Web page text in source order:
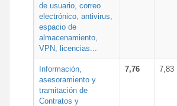
de usuario, correo
electrónico, antivirus,
espacio de
almacenamiento,
VPN, licencias...
Información,
asesoramiento y
tramitación de
Contratos y
7,76 7,83